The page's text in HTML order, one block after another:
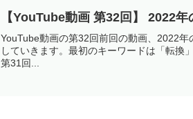
【YouTube動画 第32回】 2022
YouTube動画の第32回前回の動画、2022
していきます。最初のキーワードは「転換
第31回...